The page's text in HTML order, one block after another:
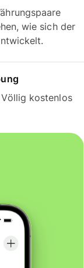
wie sich der
kostenlos